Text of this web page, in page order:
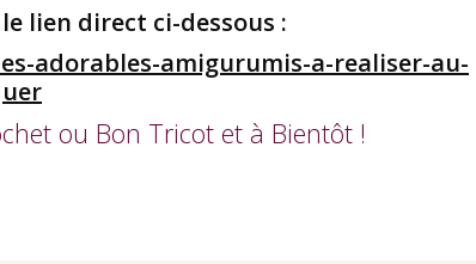
lien direct ci-dessous :
adorables-amigurumis-a-realiser-au-
ou Bon Tricot et à Bientôt !